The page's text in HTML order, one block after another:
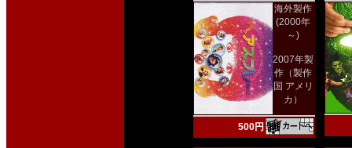
海外製作
(2000年
～)
2007年製
作（製作
国 アメリ
カ）
500円